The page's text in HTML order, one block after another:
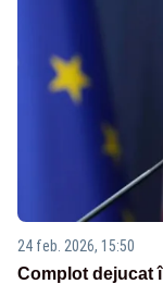
24 feb. 2026, 15:50
Complot dejucat